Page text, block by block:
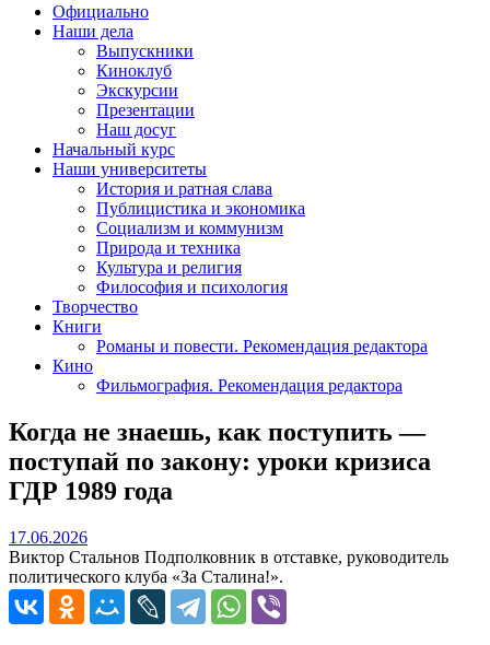
Официально
Наши дела
Выпускники
Киноклуб
Экскурсии
Презентации
Наш досуг
Начальный курс
Наши университеты
История и ратная слава
Публицистика и экономика
Социализм и коммунизм
Природа и техника
Культура и религия
Философия и психология
Творчество
Книги
Романы и повести. Рекомендация редактора
Кино
Фильмография. Рекомендация редактора
Когда не знаешь, как поступить —
поступай по закону: уроки кризиса
ГДР 1989 года
17.06.202617.06.2026
Виктор Стальнов Подполковник в отставке, руководитель
политического клуба «За Сталина!».